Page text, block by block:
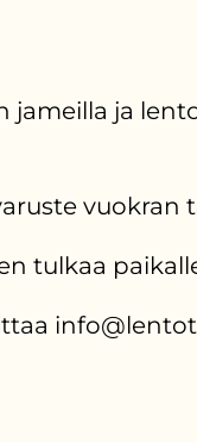
jameilla ja
vuokran
tulkaa